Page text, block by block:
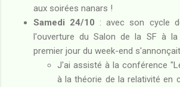
aux soirées nanars !
Samedi 24/10 : avec son cycle
l'ouverture du Salon de la SF à la
premier jour du week-end
J'ai assisté à la conférence
à la théorie de la relativité en